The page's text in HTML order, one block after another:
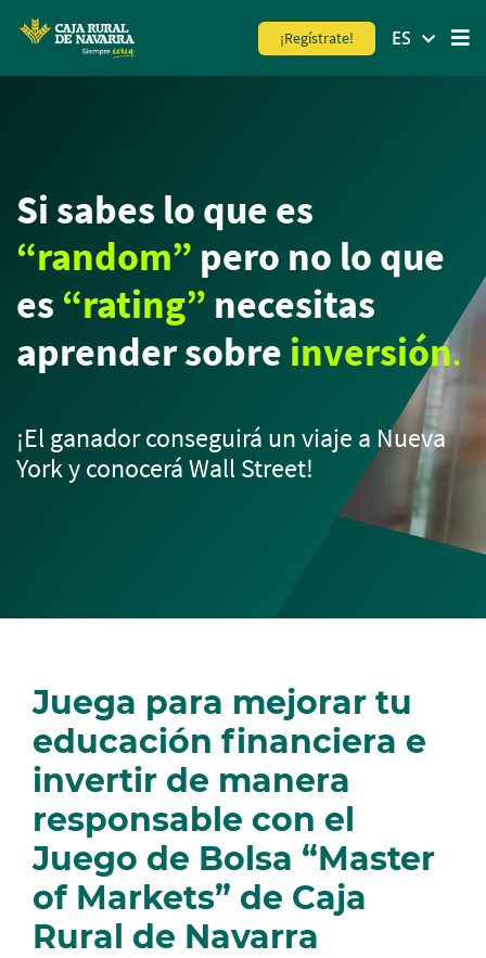
¡Regístrate! ES
Si sabes lo que es
“random” pero no lo que
es “rating” necesitas
aprender sobre inversión.
¡El ganador conseguirá un viaje a Nueva
York y conocerá Wall Street!
Juega para mejorar tu
educación financiera e
invertir de manera
responsable con el
Juego de Bolsa “Master
of Markets” de Caja
Rural de Navarra